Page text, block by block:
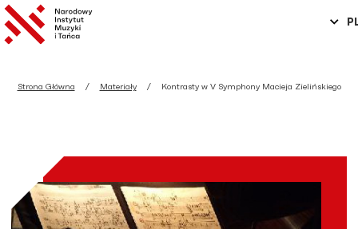
Strona Główna Materiały Kontrasty w V Symphony Macieja Zielińskiego